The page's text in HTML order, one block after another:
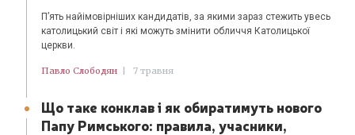
П’ять найімовірніших кандидатів, за якими зараз стежить увесь
католицький світ і які можуть змінити обличчя Католицької
церкви.
Павло Слободян | 7 травня
Що таке конклав і як обиратимуть нового
Папу Римського: правила, учасники,